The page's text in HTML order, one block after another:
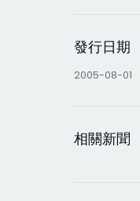
發行日期
2005-08-01
相關新聞